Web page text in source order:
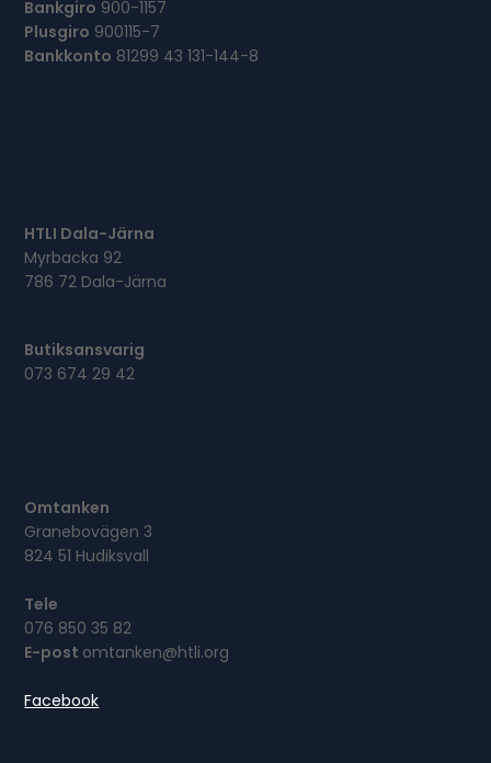
Bankgiro 900-1157
Plusgiro 900115-7
Bankkonto 81299 43 131-144-8
HTLI Dala-Järna
Myrbacka 92
786 72 Dala-Järna
Butiksansvarig
073 674 29 42
Omtanken
Granebovägen 3
824 51 Hudiksvall
Tele
076 850 35 82
E-post omtanken@htli.org
Facebook